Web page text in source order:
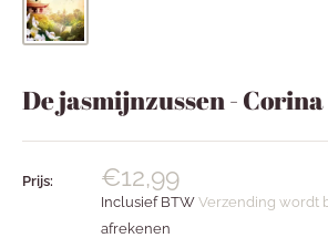
De jasmijnzussen -
Prijs: €12,99
Inclusief BTW Verzending wordt
afrekenen